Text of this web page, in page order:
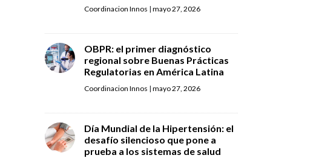
Coordinacion Innos | mayo 27, 2026
OBPR: el primer diagnóstico
regional sobre Buenas Prácticas
Regulatorias en América Latina
Coordinacion Innos | mayo 27, 2026
Día Mundial de la Hipertensión: el
desafío silencioso que pone a
prueba a los sistemas de salud